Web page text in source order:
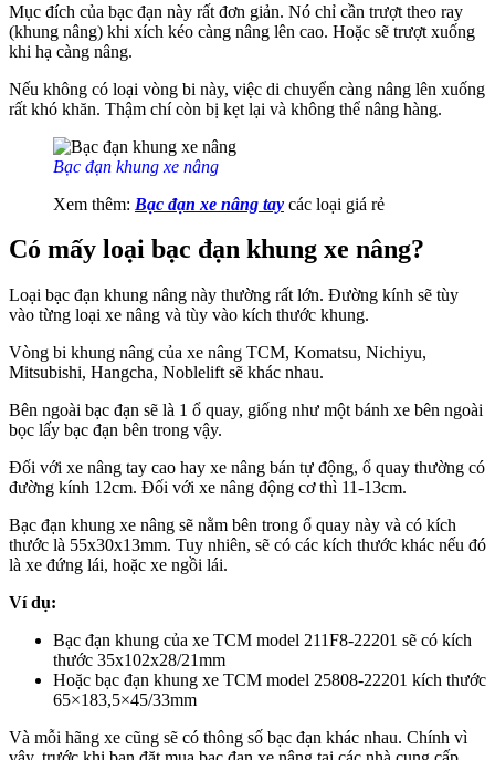
Mục đích của bạc đạn này rất đơn giản. Nó chỉ cần trượt theo ray
(khung nâng) khi xích kéo càng nâng lên cao. Hoặc sẽ trượt xuống
khi hạ càng nâng.
Nếu không có loại vòng bi này, việc di chuyển càng nâng lên xuống
rất khó khăn. Thậm chí còn bị kẹt lại và không thể nâng hàng.
Bạc đạn khung xe nâng
Xem thêm: Bạc đạn xe nâng tay các loại giá rẻ
Có mấy loại bạc đạn khung xe nâng?
Loại bạc đạn khung nâng này thường rất lớn. Đường kính sẽ tùy
vào từng loại xe nâng và tùy vào kích thước khung.
Vòng bi khung nâng của xe nâng TCM, Komatsu, Nichiyu,
Mitsubishi, Hangcha, Noblelift sẽ khác nhau.
Bên ngoài bạc đạn sẽ là 1 ổ quay, giống như một bánh xe bên ngoài
bọc lấy bạc đạn bên trong vậy.
Đối với xe nâng tay cao hay xe nâng bán tự động, ổ quay thường có
đường kính 12cm. Đối với xe nâng động cơ thì 11-13cm.
Bạc đạn khung xe nâng sẽ nằm bên trong ổ quay này và có kích
thước là 55x30x13mm. Tuy nhiên, sẽ có các kích thước khác nếu đó
là xe đứng lái, hoặc xe ngồi lái.
Ví dụ:
Bạc đạn khung của xe TCM model 211F8-22201 sẽ có kích
thước 35x102x28/21mm
Hoặc bạc đạn khung xe TCM model 25808-22201 kích thước
65×183,5×45/33mm
Và mỗi hãng xe cũng sẽ có thông số bạc đạn khác nhau. Chính vì